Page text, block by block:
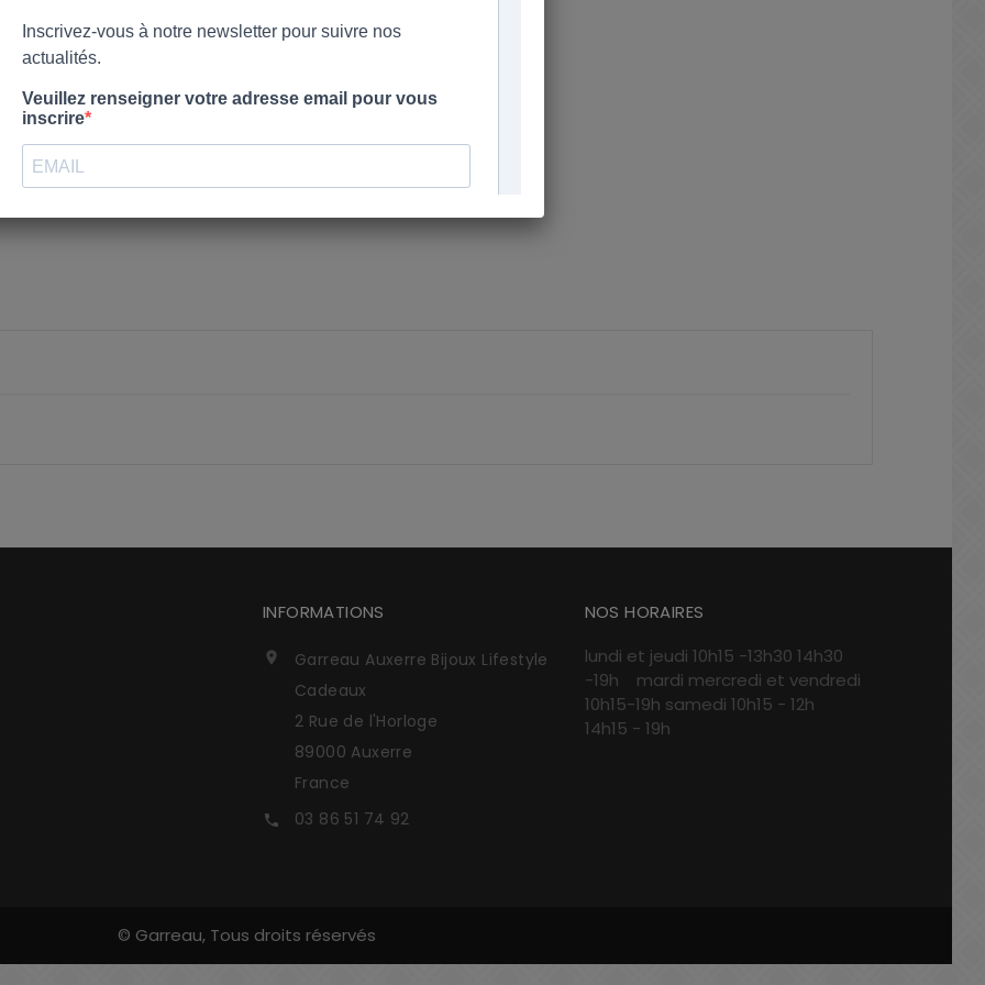
Créer une nouvelle liste
Annuler Créer une liste d'envies
Annuler
INFORMATIONS

Garreau Auxerre Bijoux Lifestyle
Cadeaux
2 Rue de l'Horloge
89000 Auxerre
France
 03 86 51 74 92
NOS HORAIRES
lundi et jeudi 10h15 -13h30 14h30
-19h mardi mercredi et vendredi
10h15-19h samedi 10h15 - 12h
14h15 - 19h
© Garreau, Tous droits réservés